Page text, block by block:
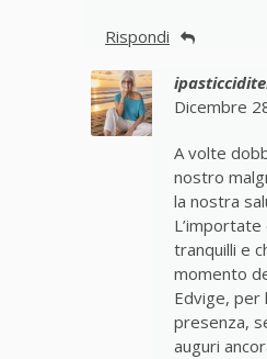
Rispondi
Dicembre
A volte
nostro
la nostra
tranquilli e
momento
Edvige, per
presenza,
auguri